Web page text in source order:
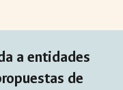
aentidades
de